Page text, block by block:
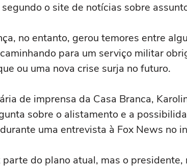
segundo o site de notícias sobre
no entanto, gerou temores entre
para um serviço militar
ou uma nova crise surja no futuro.
de imprensa da Casa Branca,
sobre o alistamento e a
uma entrevista à Fox News no
do plano atual, mas o